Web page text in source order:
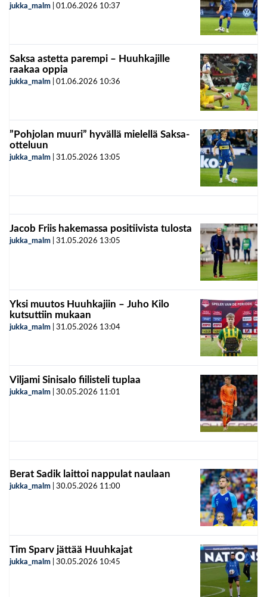
jukka_malm 01.06.2026 10:37
Saksa astetta parempi – Huuhkajille
raakaa oppia
jukka_malm 01.06.2026 10:36
”Pohjolan muuri” hyvällä mielellä Saksa-
otteluun
jukka_malm 31.05.2026 13:05
Jacob Friis hakemassa positiivista tulosta
jukka_malm 31.05.2026 13:05
Yksi muutos Huuhkajiin – Juho Kilo
kutsuttiin mukaan
jukka_malm 31.05.2026 13:04
Viljami Sinisalo fiilisteli tuplaa
jukka_malm 30.05.2026 11:01
Berat Sadik laittoi nappulat naulaan
jukka_malm 30.05.2026 11:00
Tim Sparv jättää Huuhkajat
jukka_malm 30.05.2026 10:45